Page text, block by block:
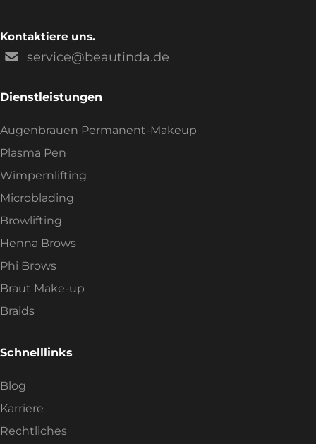
Kontaktiere uns.
service@beautinda.de
Dienstleistungen
Augenbrauen Permanent-Makeup
Plasma Pen
Wimpernlifting
Microblading
Browlifting
Henna Brows
Phi Brows
Braut Make-up
Braids
Schnelllinks
Blog
Karriere
Rechtliches